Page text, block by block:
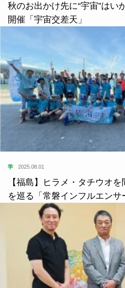
秋のお出かけ先に“宇宙”はい
開催「宇宙交差天」
学 2025.08.01
【福島】ヒラメ・タチウオ
を巡る「常磐インフルエンサ